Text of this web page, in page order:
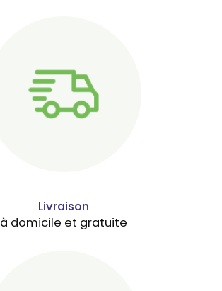
Livraison
à domicile et gratuite